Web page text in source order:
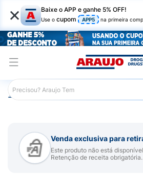
× Baixe o APP e ganhe 5% OFF!
Use o cupom APP5 na primeira
Araujo Medicamentos
Venda exclusiva para
Este produto não está
Retenção de receita obrigatória.